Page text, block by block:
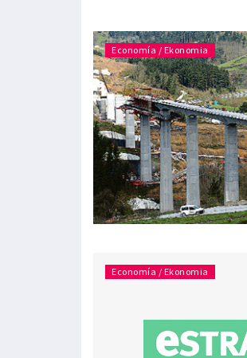
Economía / Ekonomia
Economía / Ekonomia